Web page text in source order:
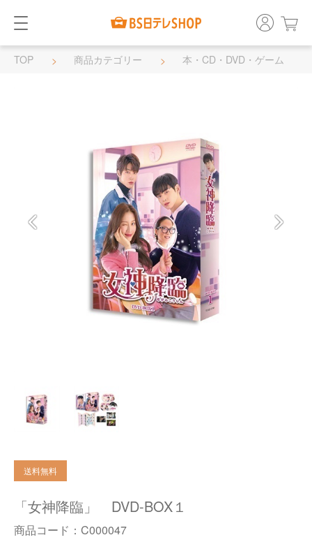
TOP 商品カテゴリー
本・CD・DVD・ゲーム
「女神降臨」 DVD-BOX１
商品コード： C000047